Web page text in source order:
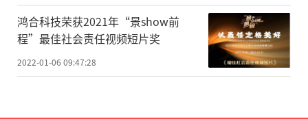
鸿合科技荣获2021年“景show前
程”最佳社会责任视频短片奖
2022-01-06 09:47:28